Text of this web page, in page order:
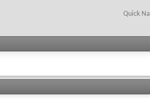
Quick